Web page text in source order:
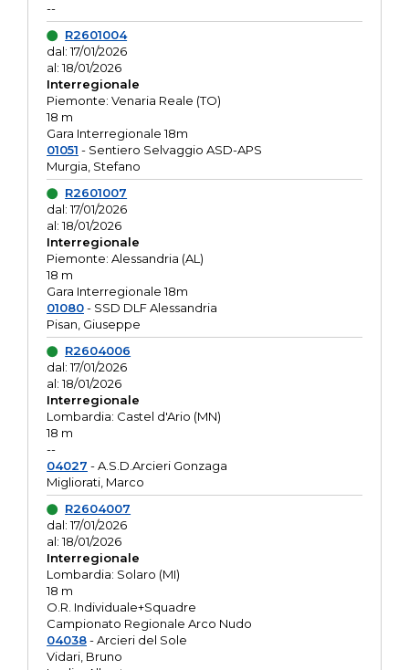
--
R2601004
dal: 17/01/2026
al: 18/01/2026
Interregionale
Piemonte: Venaria Reale (TO)
18 m
Gara Interregionale 18m
01051 - Sentiero Selvaggio ASD-APS
Murgia, Stefano
R2601007
dal: 17/01/2026
al: 18/01/2026
Interregionale
Piemonte: Alessandria (AL)
18 m
Gara Interregionale 18m
01080- SSD DLF Alessandria
Pisan, Giuseppe
R2604006
dal: 17/01/2026
al: 18/01/2026
Interregionale
Lombardia: Castel d'Ario (MN)
18 m
--
04027 - A.S.D.Arcieri Gonzaga
Migliorati, Marco
R2604007
dal: 17/01/2026
al: 18/01/2026
Interregionale
Lombardia: Solaro (MI)
18 m
O.R. Individuale+Squadre
Campionato Regionale Arco Nudo
04038- Arcieri del Sole
Vidari, Bruno